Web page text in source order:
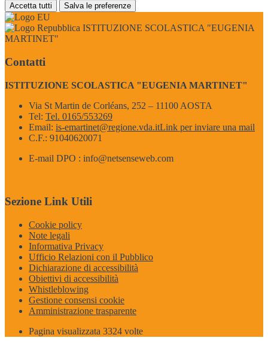
Accetta tutti Salva le preferenze
ISTITUZIONE SCOLASTICA "EUGENIA
MARTINET"
Contatti
ISTITUZIONE SCOLASTICA "EUGENIA MARTINET"
Via St Martin de Corléans, 252 – 11100 AOSTA
Tel: Tel. 0165/553269
Email: is-emartinet@regione.vda.itLink per inviare una mail
C.F.: 91040620071
E-mail DPO : info@netsenseweb.com
Sezione Link Utili
Cookie policy
Note legali
Informativa Privacy
Ufficio Relazioni con il Pubblico
Dichiarazione di accessibilità
Obiettivi di accessibilità
Whistleblowing
Gestione consensi cookie
Amministrazione trasparente
Pagina visualizzata 3324 volte